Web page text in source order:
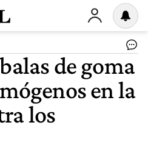
de goma
en la
los